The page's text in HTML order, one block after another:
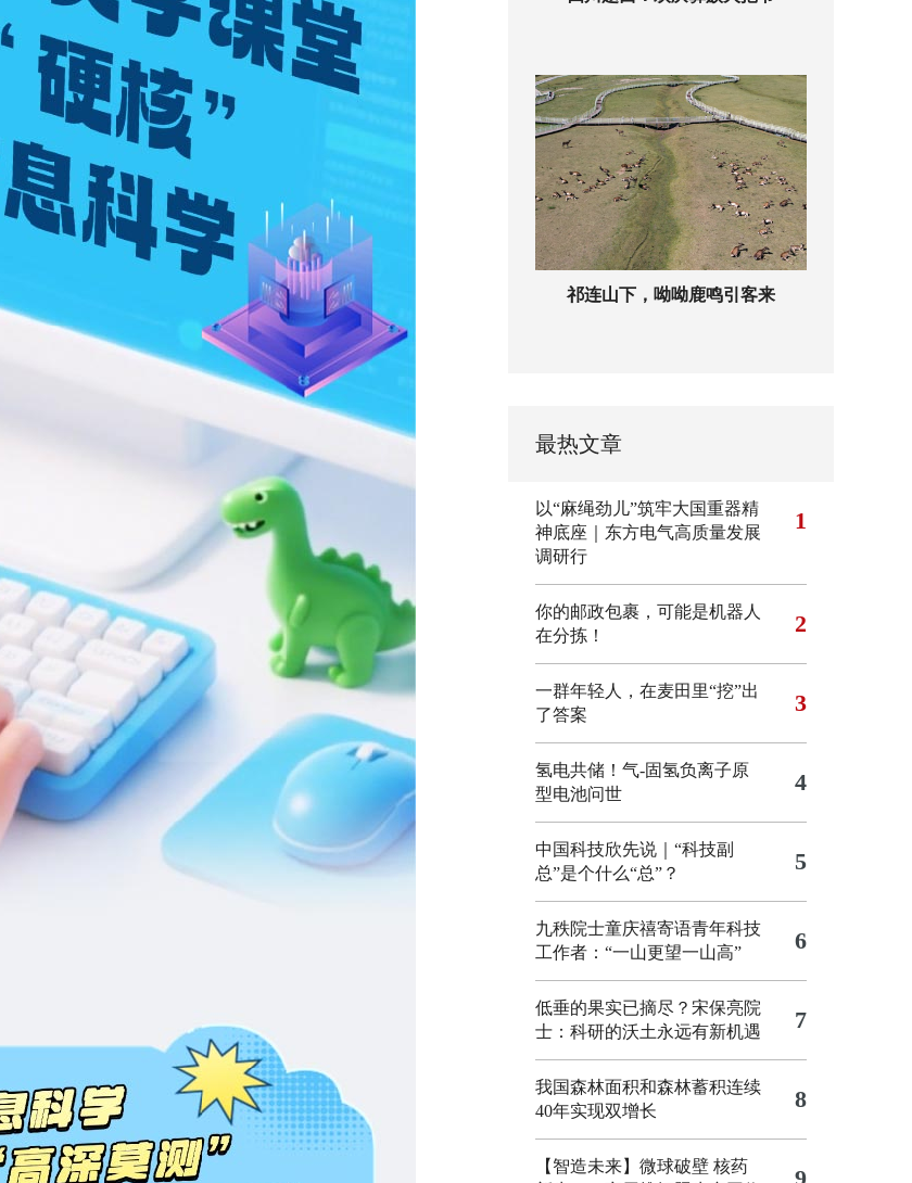
祁连山下，呦呦鹿鸣引客来
最热文章
以“麻绳劲儿”筑牢大国重器精
神底座｜东方电气高质量发展
调研行
1
你的邮政包裹，可能是机器人
在分拣！
2
一群年轻人，在麦田里“挖”出
了答案
3
氢电共储！气-固氢负离子原
型电池问世
4
中国科技欣先说｜“科技副
总”是个什么“总”？
5
九秩院士童庆禧寄语青年科技
工作者：“一山更望一山高”
6
低垂的果实已摘尽？宋保亮院
士：科研的沃土永远有新机遇
7
我国森林面积和森林蓄积连续
40年实现双增长
8
【智造未来】微球破壁 核药